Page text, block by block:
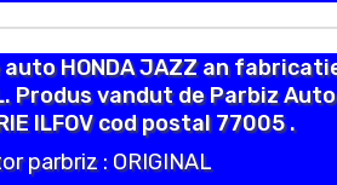
HONDA JAZZ an
Produs vandut de Parbiz
ILFOV cod postal 77005 .
parbriz : ORIGINAL